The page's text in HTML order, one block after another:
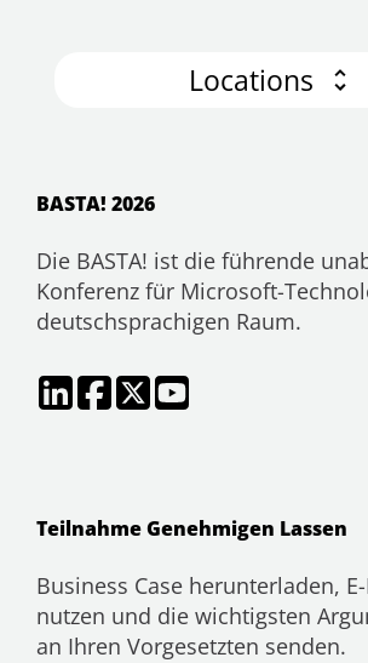
Locations
BASTA! 2026
Die BASTA! ist die führende
Konferenz für Microsoft-
deutschsprachigen Raum.
Teilnahme Genehmigen Lassen
Business Case herunterladen,
nutzen und die wichtigsten
an Ihren Vorgesetzten senden.